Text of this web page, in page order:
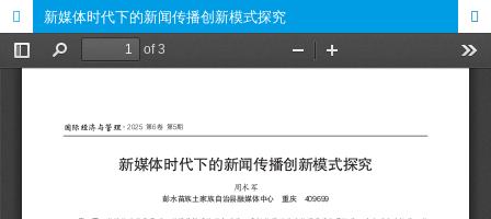
新媒体时代下的新闻传播创新模式探究